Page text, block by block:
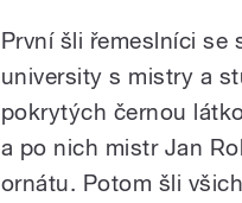
První šli řemeslníci se
university s mistry a
pokrytých černou
a po nich mistr Jan
ornátu. Potom šli